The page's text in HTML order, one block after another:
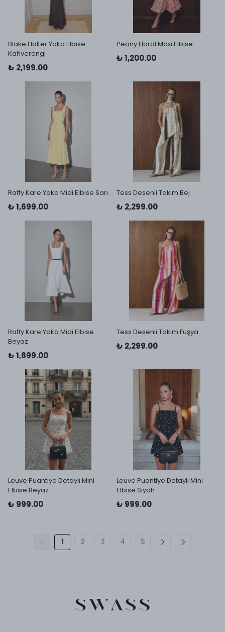
Blake Halter Yaka Elbise
Kahverengi
₺ 2,199.00
Peony Floral Maxi Elbise
₺ 1,200.00
Raffy Kare Yaka Midi Elbise Sarı
₺ 1,699.00
Tess Desenli Takım Bej
₺ 2,299.00
Raffy Kare Yaka Midi Elbise
Beyaz
₺ 1,699.00
Tess Desenli Takım Fuşya
₺ 2,299.00
Leuve Puantiye Detaylı Mini
Elbise Beyaz
₺ 999.00
Leuve Puantiye Detaylı Mini
Elbise Siyah
₺ 999.00
1 2 3 4 5